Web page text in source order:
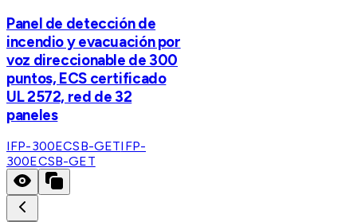
Panel de detección de
incendio y evacuación por
voz direccionable de 300
puntos, ECS certificado
UL 2572, red de 32
paneles
IFP-300ECSB-GETIFP-
300ECSB-GET